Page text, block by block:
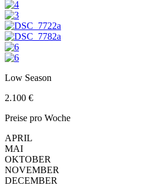
Low Season
2.100 €
Preise pro Woche
APRIL
MAI
OKTOBER
NOVEMBER
DECEMBER